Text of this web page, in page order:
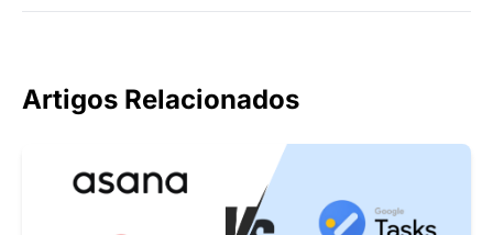
Artigos Relacionados